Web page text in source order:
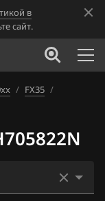
в
сайт.
/ FX35 /